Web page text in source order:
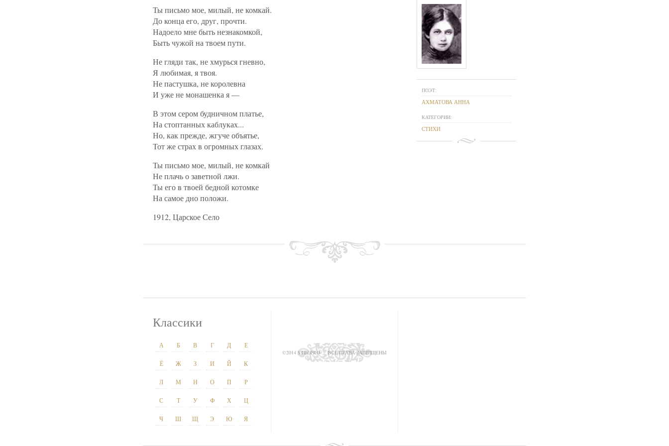
Ты письмо мое, милый, не комкай.
До конца его, друг, прочти.
Надоело мне быть незнакомкой,
Быть чужой на твоем пути.
Не гляди так, не хмурься гневно,
Я любимая, я твоя.
Не пастушка, не королевна
И уже не монашенка я —
В этом сером будничном платье,
На стоптанных каблуках...
Но, как прежде, жгуче объятье,
Тот же страх в огромных глазах.
Ты письмо мое, милый, не комкай
Не плачь о заветной лжи.
Ты его в твоей бедной котомке
На самое дно положи.
1912, Царское Село
ПОЭТ:
АХМАТОВА АННА
КАТЕГОРИИ:
СТИХИ
Классики
А Б В Г Д Е
Ё Ж З И Й К
Л М Н О П Р
С Т У Ф Х Ц
Ч Ш Щ Э Ю Я
©2014 STIH.PRO ВСЕ ПРАВА ЗАЩИЩЕНЫ